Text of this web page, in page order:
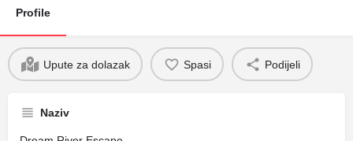
Profile
Upute za dolazak Spasi Podijeli
Naziv